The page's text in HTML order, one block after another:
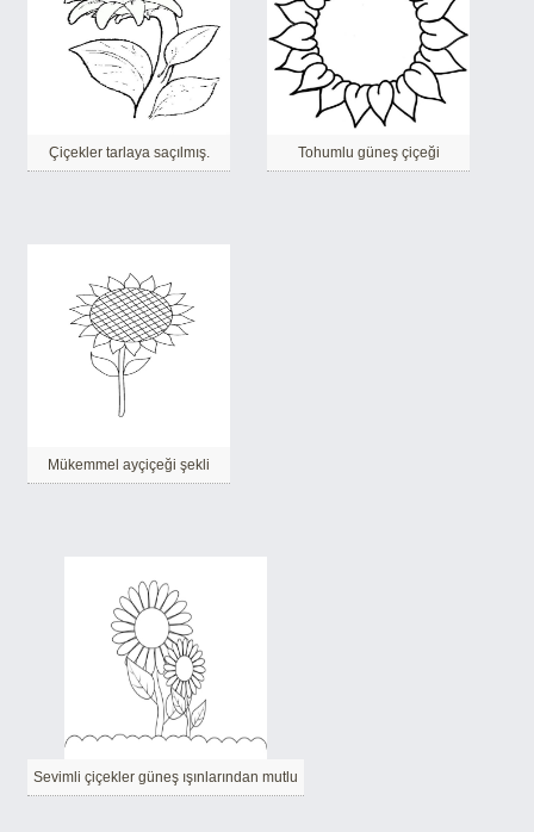
Çiçekler tarlaya saçılmış. Tohumlu güneş çiçeği
Mükemmel ayçiçeği şekli
Sevimli çiçekler güneş ışınlarından mutlu